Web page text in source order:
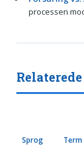
processen
Sprog Term